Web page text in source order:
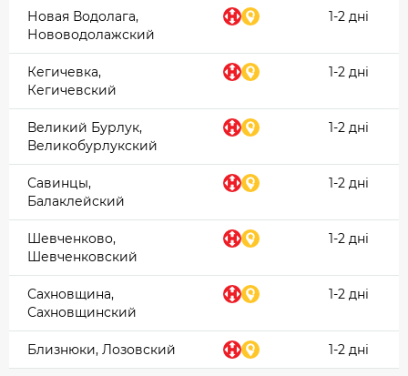
Новая Водолага,
Нововодолажский
1-2 дні
Кегичевка,
Кегичевский
1-2 дні
Великий Бурлук,
Великобурлукский
1-2 дні
Савинцы,
Балаклейский
1-2 дні
Шевченково,
Шевченковский
1-2 дні
Сахновщина,
Сахновщинский
1-2 дні
Близнюки, Лозовский 1-2 дні